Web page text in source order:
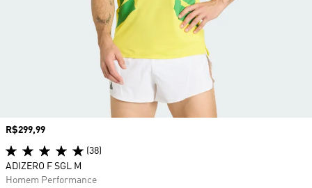
Preço
R$299,99
(38)
ADIZERO F SGL M
Homem Performance